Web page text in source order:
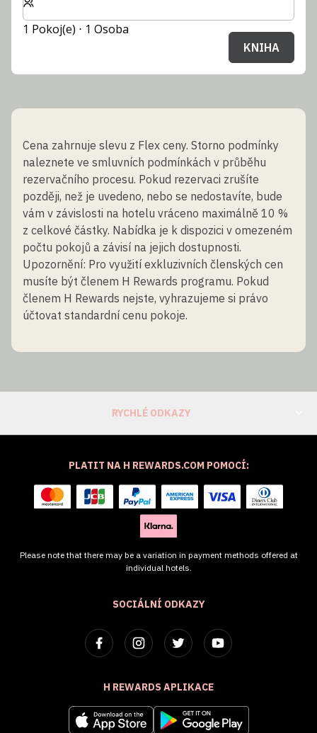
1 Pokoj(e) ⋅ 1 Osoba
KNIHA
Cena zahrnuje slevu z Flex ceny. Storno podmínky
naleznete ve smluvních podmínkách v průběhu
rezervačního procesu. Pokud rezervaci zrušíte
později, než je uvedeno, nebo se nedostavíte, bude
vám v závislosti na hotelu vráceno maximálně 10 %
z celkové částky. Nabídka je k dispozici v omezeném
počtu pokojů a závisí na jejich dostupnosti.
Upozornění: Pro využití exkluzivních členských cen
musíte být členem H Rewards programu. Pokud
členem H Rewards nejste, vyhrazujeme si právo
účtovat standardní cenu pokoje.
RYCHLÉ ODKAZY
SOCIÁLNÍ ODKAZY
H REWARDS APLIKACE
PLATIT NA H REWARDS.COM POMOCÍ:
Please note that there may be a variation in payment methods offered at
individual hotels.